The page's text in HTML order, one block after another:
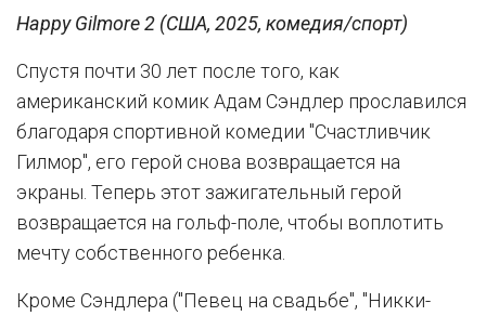
Happy Gilmore 2 (США, 2025, комедия/спорт)
Спустя почти 30 лет после того, как
американский комик Адам Сэндлер прославился
благодаря спортивной комедии "Счастливчик
Гилмор", его герой снова возвращается на
экраны. Теперь этот зажигательный герой
возвращается на гольф-поле, чтобы воплотить
мечту собственного ребенка.
Кроме Сэндлера ("Певец на свадьбе", "Никки-